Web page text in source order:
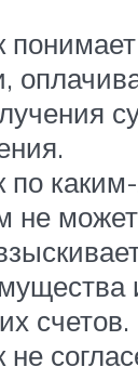
по
не
счетов.
не